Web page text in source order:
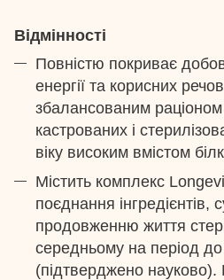
Відмінності
Повністю покриває
енергії та корисних
збалансованим
кастрованих і
віку високим вмістом
Містить комплекс
поєднання інгредієнтів,
продовженню життя
середньому на період
(підтверджено